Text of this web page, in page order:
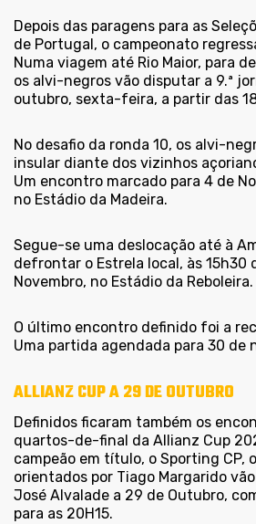
Depois das paragens para as
de Portugal, o campeonato
Numa viagem até Rio Maior, para
os alvi-negros vão disputar a 9.ª
outubro, sexta-feira, a partir das
No desafio da ronda 10, os alvi-
insular diante dos vizinhos
Um encontro marcado para 4 de
no Estádio da Madeira.
Segue-se uma deslocação até à
defrontar o Estrela local, às 15h30
Novembro, no Estádio da Reboleira.
O último encontro definido foi a
Uma partida agendada para 30 de
ALLIANZ CUP A 29 DE OUTUBRO
Definidos ficaram também os
quartos-de-final da Allianz Cup
campeão em título, o Sporting CP,
orientados por Tiago Margarido
José Alvalade a 29 de Outubro,
para as 20H15.